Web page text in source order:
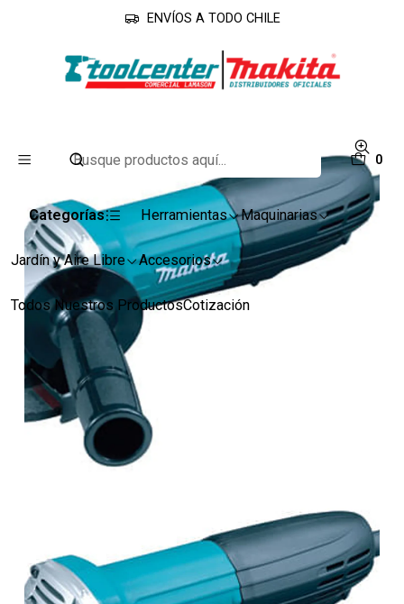
0
Categorías Herramientas Maquinarias
Jardín y Aire Libre Accesorios
Todos Nuestros ProductosCotización
ENVÍOS A TODO CHILE
Inicio Línea Industrial
Esmeriles
Esmeril 4.1/2" GA4534 Makita